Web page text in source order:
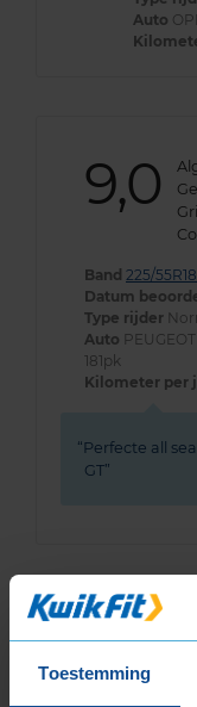
Toestemming
Auto
9,0
Band 225/
Datum
Type rijder
Auto
181pk
Kilometer per
Perfecte all
GT
7,0